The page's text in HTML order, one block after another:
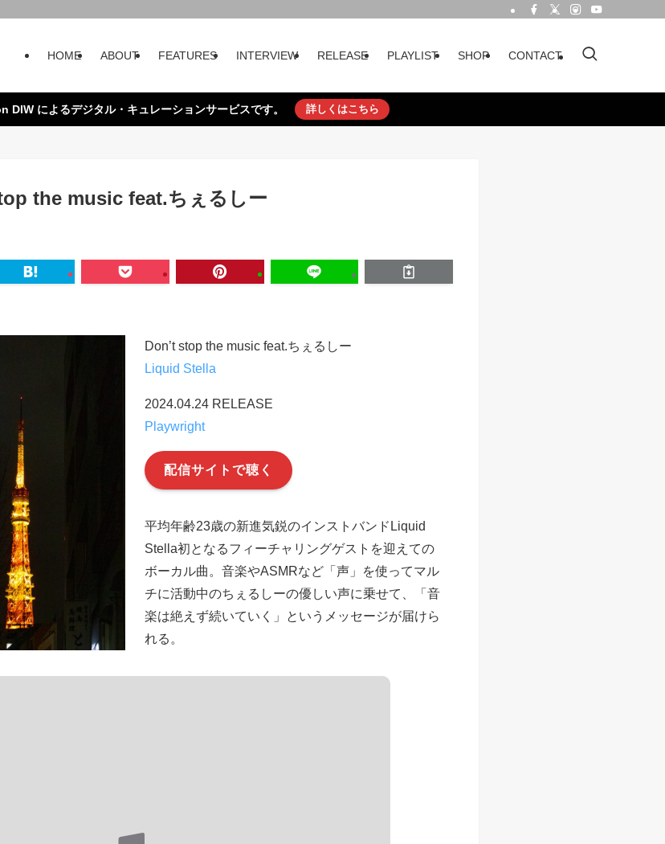
HOME ABOUT FEATURES INTERVIEW RELEASE PLAYLIST SHOP CONTACT
DIW によるデジタル・キュレーションサービスです。 詳しくはこちら
the music feat.ちぇるしー
Don’t stop the music feat.ちぇるしー
Liquid Stella
2024.04.24 RELEASE
Playwright
配信サイトで聴く
平均年齢23歳の新進気鋭のインストバンドLiquid
Stella初となるフィーチャリングゲストを迎えての
ボーカル曲。音楽やASMRなど「声」を使ってマル
チに活動中のちぇるしーの優しい声に乗せて、「音
楽は絶えず続いていく」というメッセージが届けら
れる。